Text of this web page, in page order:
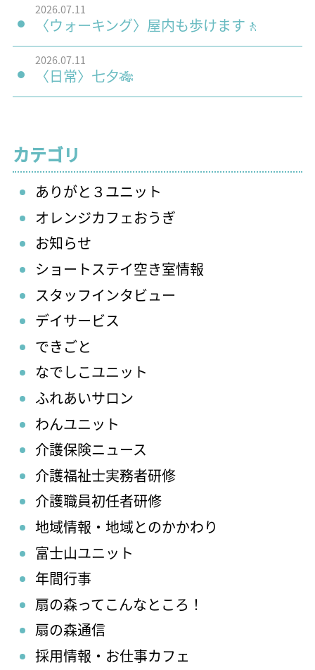
2026.07.11
〈ウォーキング〉屋内も歩けます🚶
2026.07.11
〈日常〉七夕🎋
カテゴリ
ありがと３ユニット
オレンジカフェおうぎ
お知らせ
ショートステイ空き室情報
スタッフインタビュー
デイサービス
できごと
なでしこユニット
ふれあいサロン
わんユニット
介護保険ニュース
介護福祉士実務者研修
介護職員初任者研修
地域情報・地域とのかかわり
富士山ユニット
年間行事
扇の森ってこんなところ！
扇の森通信
採用情報・お仕事カフェ